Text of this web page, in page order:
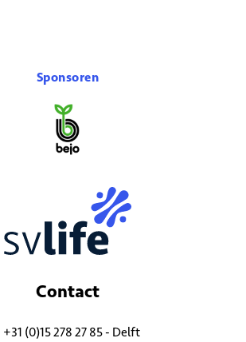
Sponsoren
Contact
+31 (0)15 278 27 85 - Delft